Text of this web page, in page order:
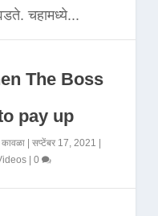
चहामध्ये...
The Boss
pay up
कावळा| सप्टेंबर 17, 2021 |
| 0